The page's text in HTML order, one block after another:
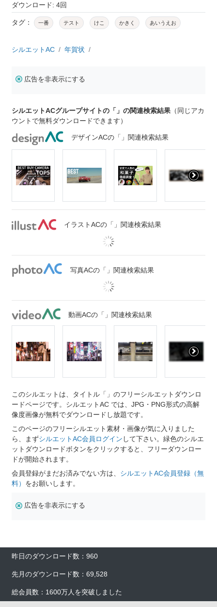
ダウンロード: 4回
タグ： 一番 テスト けこ かきく あいうえお
シルエットAC 年賀状
広告を非表示にする
シルエットACグループサイトの「」の関連検索結果 （同じアカ
ウントで無料ダウンロードできます）
デザインACの「」関連検索結果
イラストACの「」関連検索結果
写真ACの「」関連検索結果
動画ACの「」関連検索結果
このシルエットは、タイトル「」のフリーシルエットダウンロ
ードページです。シルエットAC では、JPG・PNG形式の高解
像度画像が無料でダウンロードし放題です。
このページのフリーシルエット素材・画像が気に入りました
ら、まずシルエットAC会員ログイン して下さい。緑色のシルエ
ットダウンロードボタンをクリックすると、フリーダウンロー
ドが開始されます。
会員登録がまだお済みでない方は、 シルエットAC会員登録（無
料） をお願いします。
広告を非表示にする
昨日のダウンロード数：960
先月のダウンロード数：69,528
総会員数：1600万人を突破しました